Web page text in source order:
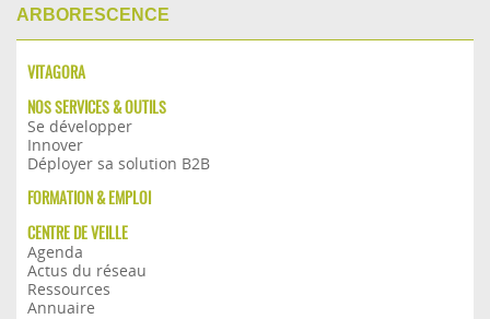
ARBORESCENCE
VITAGORA
NOS SERVICES & OUTILS
Se développer
Innover
Déployer sa solution B2B
FORMATION & EMPLOI
CENTRE DE VEILLE
Agenda
Actus du réseau
Ressources
Annuaire